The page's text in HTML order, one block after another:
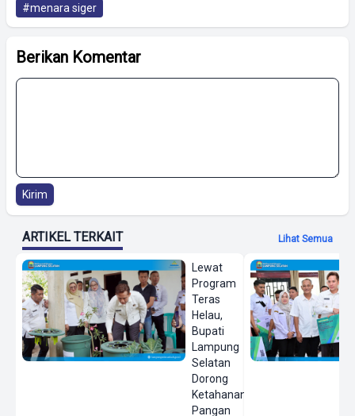
#menara siger
Berikan Komentar
Kirim
ARTIKEL TERKAIT Lihat Semua
Lewat
Program
Teras
Helau,
Bupati
Lampung
Selatan
Dorong
Ketahanan
Pangan